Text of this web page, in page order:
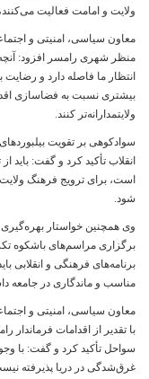
ولایت و امامت فعالیت
معاون سیاسی، امنیتی و
منظر شهری رامسر افزود:
انتظار ما فاصله دارد و
بیشتری نسبت به فضاسازی
ولایتمدارانه‌تر کنند.
سوادکوهی بر تقویت
انقلاب تأکید کرد و گفت:
است، برای ترویج فرهنگ ولایت
شود.
وی همچنین خواستار
برگزاری مراسم‌های باشکوه
برنامه‌های فرهنگی و انقلابی
مناسب و ماندگاری در جامعه
معاون سیاسی، امنیتی و
با تقدیر از اقدامات
سواحل تأکید کرد و گفت: با
غرق‌شدگی در دریا پذیرفته